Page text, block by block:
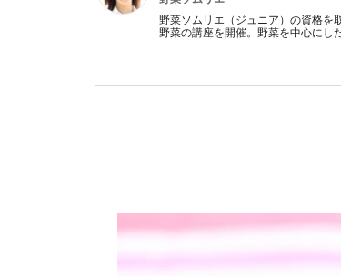
野菜ソムリエ（ジュニア）の資格を
野菜の講座を開催。野菜を中心にし